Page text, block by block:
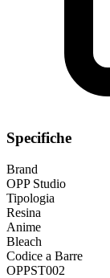
Specifiche
Brand
OPP Studio
Tipologia
Resina
Anime
Bleach
Codice a Barre
OPPST002